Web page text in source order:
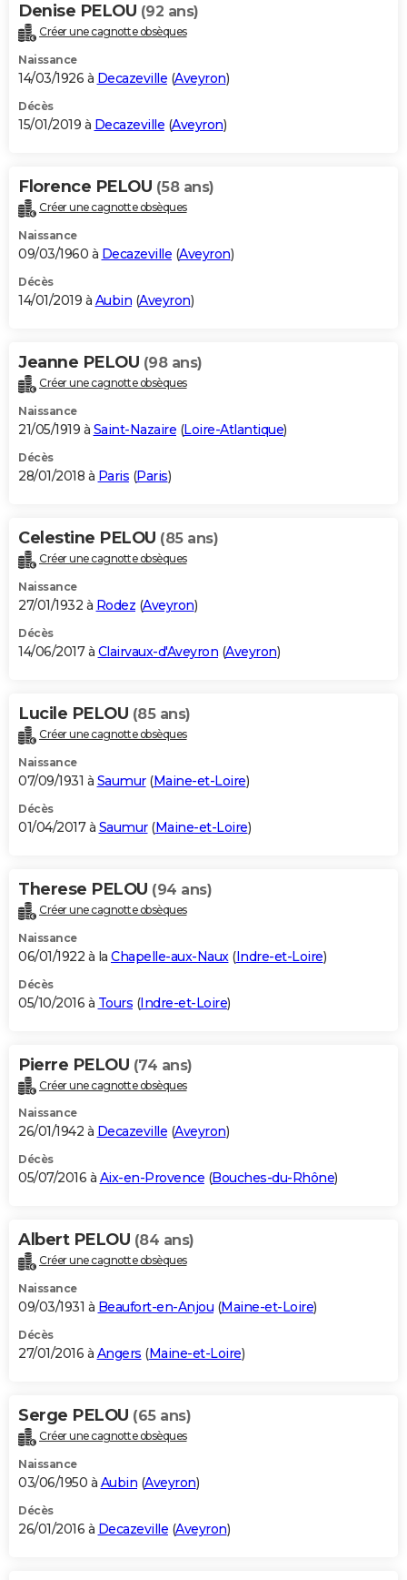
Denise PELOU (92 ans)
Créer une cagnotte obsèques
Naissance
14/03/1926 à Decazeville (Aveyron)
Décès
15/01/2019 à Decazeville (Aveyron)
Florence PELOU (58 ans)
Créer une cagnotte obsèques
Naissance
09/03/1960 à Decazeville (Aveyron)
Décès
14/01/2019 à Aubin (Aveyron)
Jeanne PELOU (98 ans)
Créer une cagnotte obsèques
Naissance
21/05/1919 à Saint-Nazaire (Loire-Atlantique)
Décès
28/01/2018 à Paris (Paris)
Celestine PELOU (85 ans)
Créer une cagnotte obsèques
Naissance
27/01/1932 à Rodez (Aveyron)
Décès
14/06/2017 à Clairvaux-d'Aveyron (Aveyron)
Lucile PELOU (85 ans)
Créer une cagnotte obsèques
Naissance
07/09/1931 à Saumur(Maine-et-Loire)
Décès
01/04/2017 à Saumur(Maine-et-Loire)
Therese PELOU (94 ans)
Créer une cagnotte obsèques
Naissance
06/01/1922 à la Chapelle-aux-Naux (Indre-et-Loire)
Décès
05/10/2016 à Tours (Indre-et-Loire)
Pierre PELOU (74 ans)
Créer une cagnotte obsèques
Naissance
26/01/1942 à Decazeville (Aveyron)
Décès
05/07/2016 à Aix-en-Provence (Bouches-du-Rhône)
Albert PELOU (84 ans)
Créer une cagnotte obsèques
Naissance
09/03/1931 à Beaufort-en-Anjou (Maine-et-Loire)
Décès
27/01/2016 à Angers (Maine-et-Loire)
Serge PELOU (65 ans)
Créer une cagnotte obsèques
Naissance
03/06/1950 à Aubin (Aveyron)
Décès
26/01/2016 à Decazeville (Aveyron)